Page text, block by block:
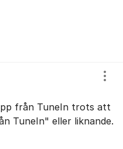
från TuneIn trots att
TuneIn" eller liknande.